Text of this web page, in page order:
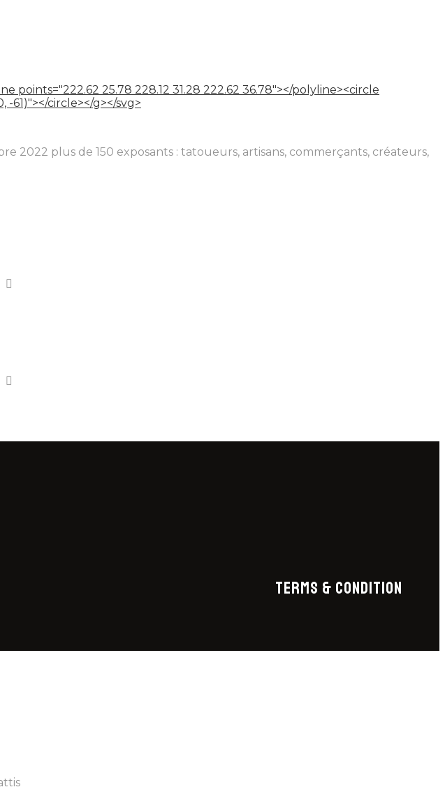
points="222.62 25.78 228.12 31.28 222.62 36.78"></polyline><circle
61)"></circle></g></svg>
2022 plus de 150 exposants : tatoueurs, artisans, commerçants, créateurs,
TERMS & CONDITION